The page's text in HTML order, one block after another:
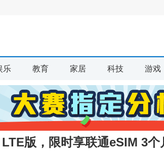
乐 教育 家居 科技 游戏
版，限时享联通eSIM 3个